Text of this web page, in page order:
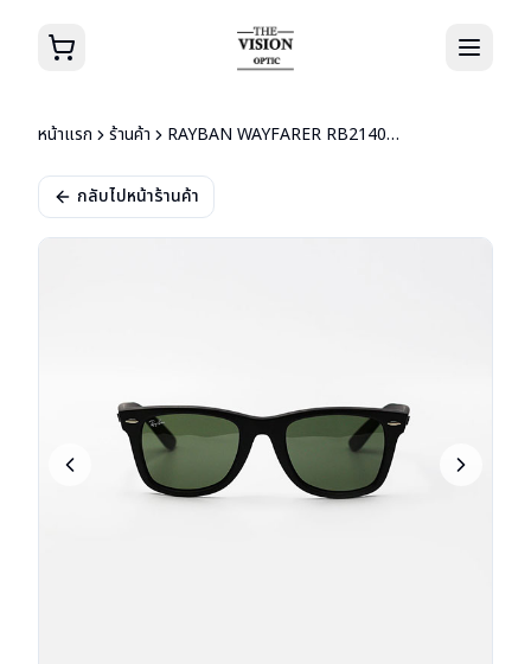
หน้าแรก ร้านค้า RAYBAN WAYFARER RB2140-F 901-S 52
กลับไปหน้าร้านค้า